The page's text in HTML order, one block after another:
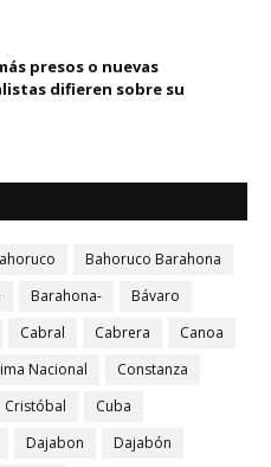
presos o nuevas
difieren sobre su
Bahoruco Barahona
Barahona-
Bávaro
Cabral Cabrera
Canoa
Nacional
Constanza
Cristóbal
Cuba
Dajabon
Dajabón